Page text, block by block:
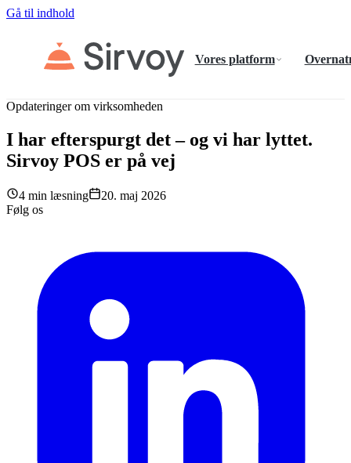
Gå til indhold
Vores platform
Opdateringer om virksomheden
I har efterspurgt det – og vi har lyttet.
Sirvoy POS er på vej
4 min læsning
20. maj 2026
Følg os